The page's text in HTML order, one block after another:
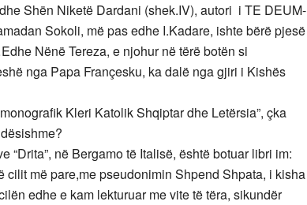
Shën Niketë Dardani (shek.IV), autori i TE DEUM-
Sokoli, më pas edhe I.Kadare, ishte bërë pjesë
Nënë Tereza, e njohur në tërë botën si
nga Papa Françesku, ka dalë nga gjiri i Kishës
Kleri Katolik Shqiptar dhe Letërsia”, çka
“Drita”, në Bergamo të Italisë, është botuar libri im:
më pare,me pseudonimin Shpend Shpata, i kisha
edhe e kam lekturuar me vite të tëra, sikundër